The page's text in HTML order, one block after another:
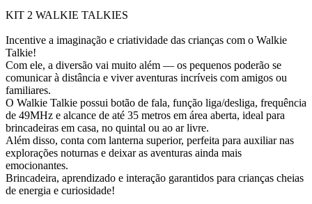
KIT 2 WALKIE TALKIES
Incentive a imaginação e criatividade das crianças com o Walkie
Talkie!
Com ele, a diversão vai muito além — os pequenos poderão se
comunicar à distância e viver aventuras incríveis com amigos ou
familiares.
O Walkie Talkie possui botão de fala, função liga/desliga, frequência
de 49MHz e alcance de até 35 metros em área aberta, ideal para
brincadeiras em casa, no quintal ou ao ar livre.
Além disso, conta com lanterna superior, perfeita para auxiliar nas
explorações noturnas e deixar as aventuras ainda mais
emocionantes.
Brincadeira, aprendizado e interação garantidos para crianças cheias
de energia e curiosidade!